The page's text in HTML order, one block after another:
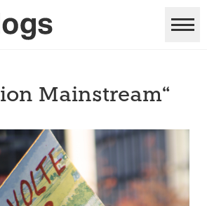
Mainstream“